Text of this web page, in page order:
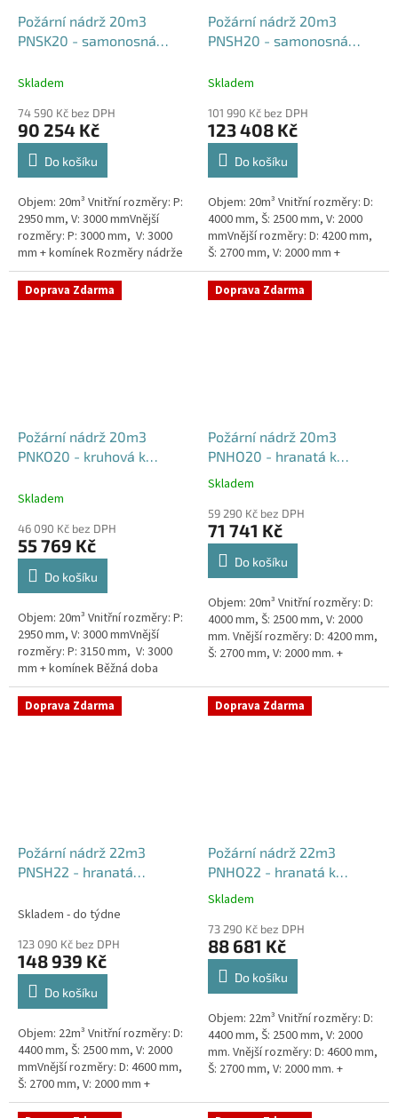
Požární nádrž 20m3
PNSK20 - samonosná
Skladem
74 590 Kč bez DPH
90 254 Kč
Do košíku
Objem: 20m³ Vnitřní rozměry: P:
2950 mm, V: 3000 mmVnější
rozměry: P: 3000 mm, V: 3000
mm + komínek Rozměry nádrže
možno jakkoliv upravit -
vyrobíme nádrž na míru!Nádrž...
Požární nádrž 20m3
PNSH20 - samonosná
Skladem
101 990 Kč bez DPH
123 408 Kč
Do košíku
Objem: 20m³ Vnitřní rozměry: D:
4000 mm, Š: 2500 mm, V: 2000
mmVnější rozměry: D: 4200 mm,
Š: 2700 mm, V: 2000 mm +
komínek Běžná doba dodání 2-3
týdny od objednávky. Rozměry...
Doprava Zdarma
Požární nádrž 20m3
PNKO20 - kruhová k
Skladem
46 090 Kč bez DPH
55 769 Kč
Do košíku
Objem: 20m³ Vnitřní rozměry: P:
2950 mm, V: 3000 mmVnější
rozměry: P: 3150 mm, V: 3000
mm + komínek Běžná doba
dodání 2-3 týdny od objednávky.
Rozměry nádrže možno...
Doprava Zdarma
Požární nádrž 20m3
PNHO20 - hranatá k
obetonování
Průměrné
produktu
je
5,0
hvězdiček.
Skladem
59 290 Kč bez DPH
71 741 Kč
Do košíku
Objem: 20m³ Vnitřní rozměry: D:
4000 mm, Š: 2500 mm, V: 2000
mm. Vnější rozměry: D: 4200 mm,
Š: 2700 mm, V: 2000 mm. +
týdny od objednávky....
Doprava Zdarma
Požární nádrž 22m3
PNSH22 - hranatá
Skladem - do týdne
123 090 Kč bez DPH
148 939 Kč
Do košíku
Objem: 22m³ Vnitřní rozměry: D:
4400 mm, Š: 2500 mm, V: 2000
mmVnější rozměry: D: 4600 mm,
Š: 2700 mm, V: 2000 mm +
komínek Běžná doba dodání 2-3
Doprava Zdarma
Požární nádrž 22m3
PNHO22 - hranatá k
obetonování
Průměrné
produktu
je
5,0
hvězdiček.
Skladem
73 290 Kč bez DPH
88 681 Kč
Do košíku
Objem: 22m³ Vnitřní rozměry: D:
4400 mm, Š: 2500 mm, V: 2000
mm. Vnější rozměry: D: 4600 mm,
Š: 2700 mm, V: 2000 mm. +
týdny od objednávky....